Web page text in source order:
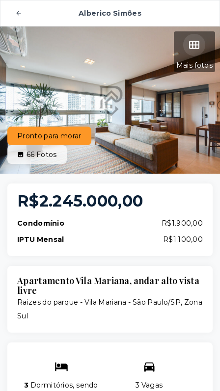
Alberico Simões
Mais fotos
Pronto para morar
66Fotos
R$2.245.000,00
Condomínio
R$1.900,00
IPTU Mensal
R$1.100,00
Apartamento Vila Mariana, andar alto vista
livre
Raizes do parque - Vila Mariana - São Paulo/SP, Zona
Sul
3 Dormitórios, sendo
3 Vagas